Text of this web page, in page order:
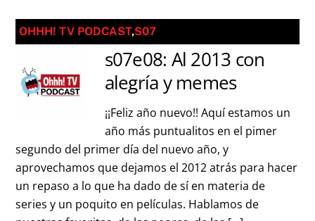
OHHH! TV PODCAST,S07
s07e08: Al 2013 con
alegría y memes
¡¡Feliz año nuevo!! Aquí estamos un
año más puntualitos en el pimer
segundo del primer día del nuevo año, y
aprovechamos que dejamos el 2012 atrás para hacer
un repaso a lo que ha dado de sí en materia de
series y un poquito en películas. Hablamos de